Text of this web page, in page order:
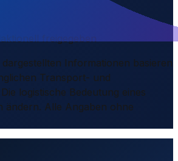
dargestellten Informationen basieren
Transport- und
logistische Bedeutung eines
ändern. Alle Angaben ohne